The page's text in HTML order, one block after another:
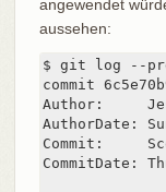
angewendet
aussehen:
$ git log --
commit
Author:
AuthorDate:
Commit:
CommitDate: